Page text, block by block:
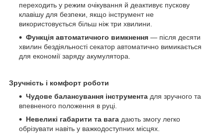
переходить у режим очікування й деактивує пускову
клавішу для безпеки, якщо інструмент не
використовується більш ніж три хвилини.
Функція автоматичного вимкнення — після десяти
хвилин бездіяльності секатор автоматично вимикається
для економії заряду акумулятора.
Зручність і комфорт роботи
Чудове балансування інструмента для зручного та
впевненого положення в руці.
Невеликі габарити та вага дають змогу легко
обрізувати навіть у важкодоступних місцях.